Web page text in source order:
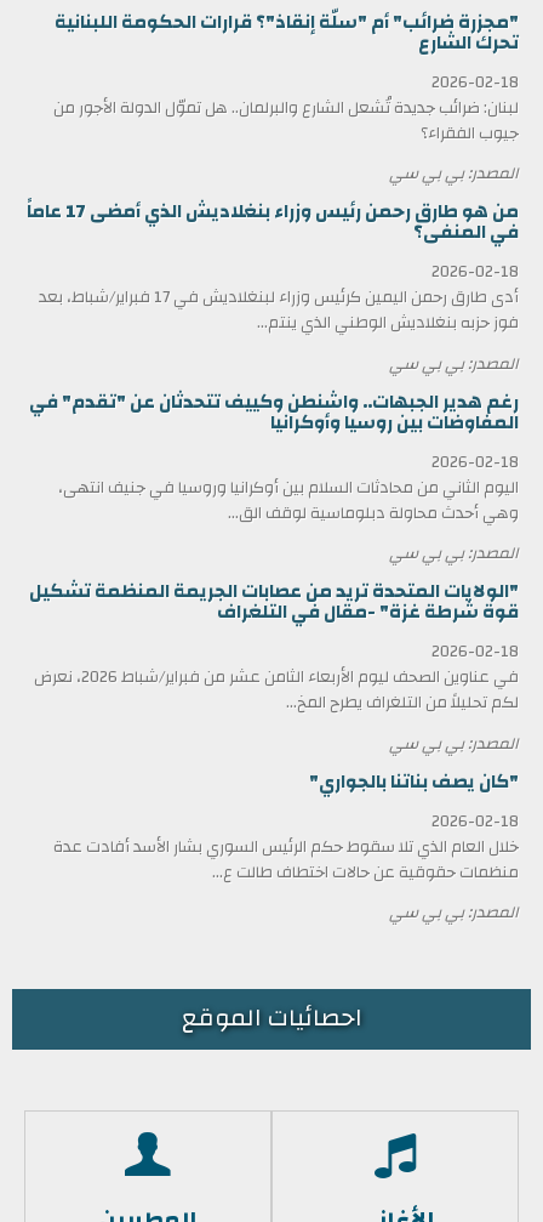
"مجزرة ضرائب" أم "سلّة إنقاذ"؟ قرارات الحكومة اللبنانية
تحرك الشارع
2026-02-18
لبنان: ضرائب جديدة تُشعل الشارع والبرلمان.. هل تموّل الدولة الأجور من
جيوب الفقراء؟
المصدر: بي بي سي
من هو طارق رحمن رئيس وزراء بنغلاديش الذي أمضى 17 عاماً
في المنفى؟
2026-02-18
أدى طارق رحمن اليمين كرئيس وزراء لبنغلاديش في 17 فبراير/شباط، بعد
فوز حزبه بنغلاديش الوطني الذي ينتم...
المصدر: بي بي سي
رغم هدير الجبهات.. واشنطن وكييف تتحدثان عن "تقدم" في
المفاوضات بين روسيا وأوكرانيا
2026-02-18
اليوم الثاني من محادثات السلام بين أوكرانيا وروسيا في جنيف انتهى،
وهي أحدث محاولة دبلوماسية لوقف الق...
المصدر: بي بي سي
"الولايات المتحدة تريد من عصابات الجريمة المنظمة تشكيل
قوة شرطة غزة" -مقال في التلغراف
2026-02-18
في عناوين الصحف ليوم الأربعاء الثامن عشر من فبراير/شباط 2026، نعرض
لكم تحليلاً من التلغراف يطرح المخ...
المصدر: بي بي سي
"كان يصف بناتنا بالجواري"
2026-02-18
خلال العام الذي تلا سقوط حكم الرئيس السوري بشار الأسد أفادت عدة
منظمات حقوقية عن حالات اختطاف طالت ع...
المصدر: بي بي سي
احصائيات الموقع